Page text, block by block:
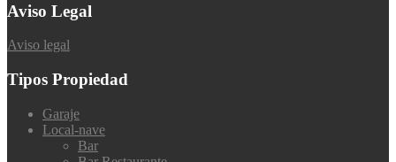
Aviso Legal
Aviso legal
Tipos Propiedad
Garaje
Local-nave
Bar